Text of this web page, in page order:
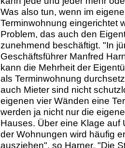
Was also tun, wenn im
Terminwohnung eingerichtet
Problem, das auch den
zunehmend beschäftigt. "In
Geschäftsführer Manfred
kann die Mehrheit der
als Terminwohnung
auch Mieter sind nicht
eigenen vier Wänden eine
werden ja nicht nur die
Hauses. Über eine Klage auf
der Wohnungen wird häufig
ausziehen", so Harner. "Die